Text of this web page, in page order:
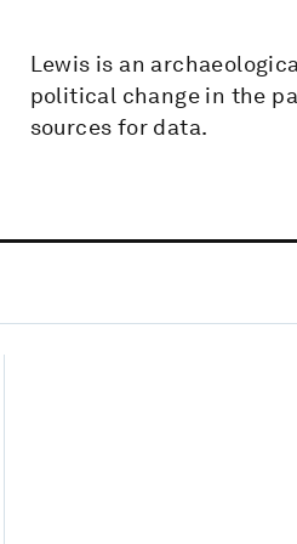
Lewis is an
political change in the
sources for data.